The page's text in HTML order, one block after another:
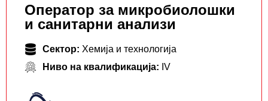
Оператор за микробиолошки
и санитарни анализи
Сектор: Хемија и технологија
Ниво на квалификација: IV